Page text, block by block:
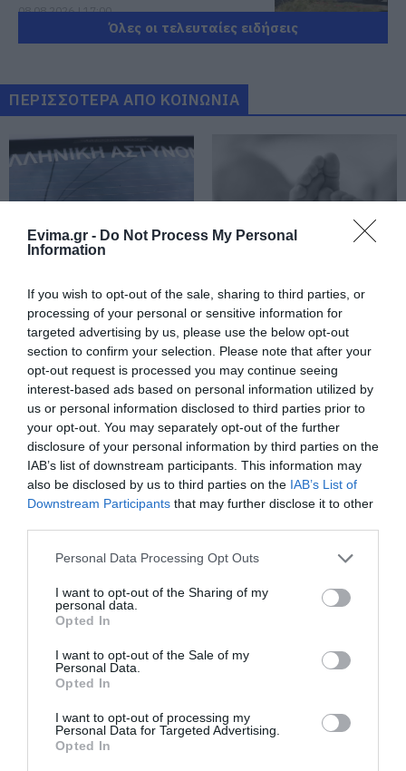
Evima.gr - Do Not Process My Personal
Information
If you wish to opt-out of the sale, sharing to third parties, or
processing of your personal or sensitive information for
targeted advertising by us, please use the below opt-out
section to confirm your selection. Please note that after your
opt-out request is processed you may continue seeing
interest-based ads based on personal information utilized by
us or personal information disclosed to third parties prior to
your opt-out. You may separately opt-out of the further
disclosure of your personal information by third parties on the
IAB’s list of downstream participants. This information may
also be disclosed by us to third parties on the IAB’s List of
Downstream Participants that may further disclose it to other
Please note that this website/app uses one or more Google
not limited to your visit or usage behaviour. You may click to
grant or deny consent to Google and its third-party tags to
use your data for below specified purposes in below Google
consent section.
Personal Data Processing Opt Outs
I want to opt-out of the Sharing of my
personal data.
Opted In
I want to opt-out of the Sale of my
Personal Data.
Opted In
I want to opt-out of processing my
Personal Data for Targeted Advertising.
Opted In
08.08.2026 | 17:00
Θρήνος σε όλη την Εύβοια για τον
επιχειρηματία που έφυγε απο
08.08.2026 | 16:20
Πάτρα: Θρήνος για μωράκι μόλις 8
ημερών – Νοσηλευόταν στη ΜΕΘ
08.08.2026 | 16:00
Αρχίζουν τα έργα για το νέο
κλειστό γυμναστήριο στην Εύβοια
08.08.2026 | 15:40
Φωτιά στη Βοιωτία: Έκτακτα
μέτρα στήριξης για την εστίαση
ζητά η ΠΣτΕ
08.08.2026 | 15:20
Μεγάλη προσοχή στην Εύβοια:
Όμιλος ΔΕΗ: Νέα συμφωνία για
08.08.2026 | 14:40
Σήμερα το μεγαλύτερο πανηγύρι
του καλοκαιριού στην Εύβοια
Όλες οι τελευταίες ειδήσεις
ΠΕΡΙΣΣΟΤΕΡΑ ΑΠΟ ΚΟΙΝΩΝΙΑ
Ρόδος: Έγραψαν
80χρονη για κράνος!
Πάτρα: Θρήνος για
μωράκι μόλις 8 ημερών
– Νοσηλευόταν στη
ΜΕΘ Νεογνών
Εορτολόγιο: Ποιοι
γιορτάζουν σήμερα,
Ο καιρός αλλάζει
πρόσωπο: Έρχονται
θυελλώδη μελτέμια
Νέο τροχαίο με υλικές
Μητέρα και γιος οι